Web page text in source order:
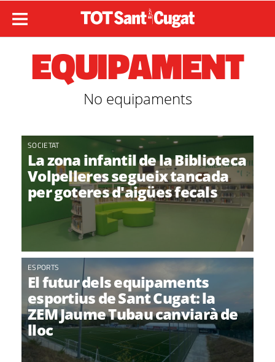
EQUIPAMENT
No equipaments
SOCIETAT
La zona infantil de la Biblioteca
Volpelleres segueix tancada
per goteres d'aigües fecals
ESPORTS
El futur dels equipaments
esportius de Sant Cugat: la
ZEM Jaume Tubau canviarà de
lloc